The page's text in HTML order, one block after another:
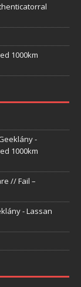
1000km
-
1000km
// Fail –
-Lassan